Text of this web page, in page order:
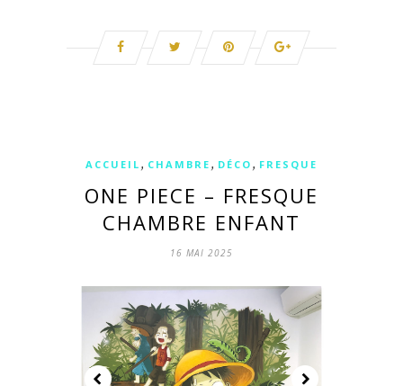
ACCUEIL , CHAMBRE , DÉCO , FRESQUE
ONE PIECE – FRESQUE
CHAMBRE ENFANT
16 MAI 2025